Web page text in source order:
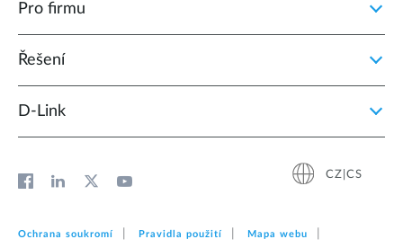
Pro firmu
Řešení
D‑Link
CZ|CS
Ochrana soukromí Pravidla použití Mapa webu